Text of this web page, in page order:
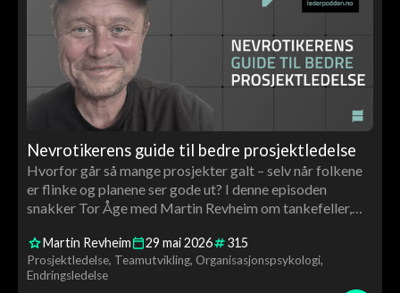
Nevrotikerens guide til bedre prosjektledelse
Hvorfor går så mange prosjekter galt – selv når folkene
er flinke og planene ser gode ut? I denne episoden
snakker Tor Åge med Martin Revheim om tankefeller,
prosjektledelse handler minst like mye om mennesker
som om systemer.
Martin Revheim 29 mai2026 315
Prosjektledelse Teamutvikling Organisasjonspsykologi
Endringsledelse